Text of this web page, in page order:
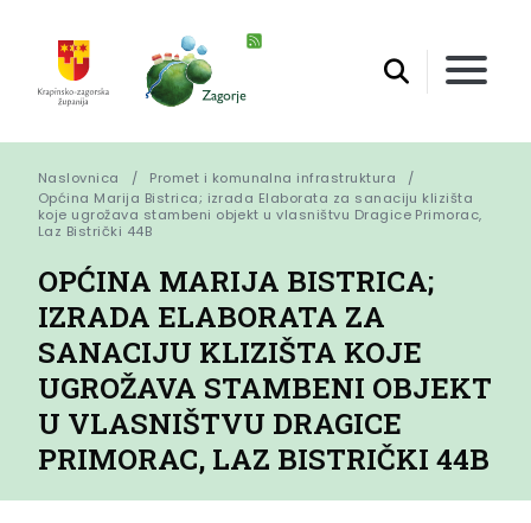
Naslovnica
Promet i komunalna infrastruktura
Općina Marija Bistrica; izrada Elaborata za sanaciju klizišta
koje ugrožava stambeni objekt u vlasništvu Dragice Primorac,
Laz Bistrički 44B
OPĆINA MARIJA BISTRICA;
IZRADA ELABORATA ZA
SANACIJU KLIZIŠTA KOJE
UGROŽAVA STAMBENI OBJEKT
U VLASNIŠTVU DRAGICE
PRIMORAC, LAZ BISTRIČKI 44B